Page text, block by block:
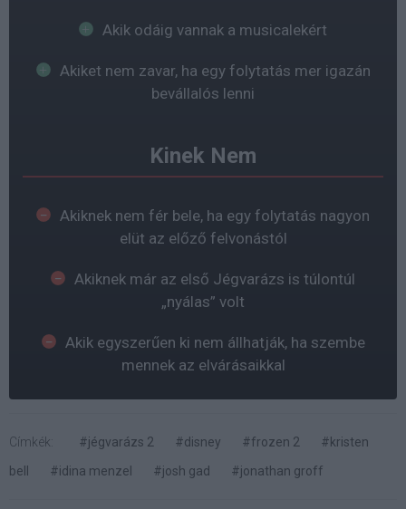
Akik odáig vannak a musicalekért
Akiket nem zavar, ha egy folytatás mer igazán
bevállalós lenni
Kinek Nem
Akiknek nem fér bele, ha egy folytatás nagyon
elüt az előző felvonástól
Akiknek már az első Jégvarázs is túlontúl
„nyálas” volt
Akik egyszerűen ki nem állhatják, ha szembe
mennek az elvárásaikkal
Címkék: #jégvarázs 2 #disney #frozen 2
#kristen
bell
#idina menzel #josh gad #jonathan groff